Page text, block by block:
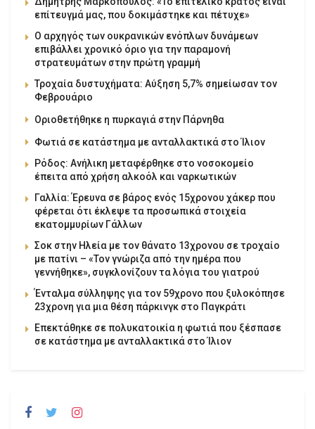
επίτευγμά μας, που δοκιμάστηκε και πέτυχε»
Ο αρχηγός των ουκρανικών ενόπλων δυνάμεων
επιβάλλει χρονικό όριο για την παραμονή
στρατευμάτων στην πρώτη γραμμή
Τροχαία δυστυχήματα: Αύξηση 5,7% σημείωσαν τον
Φεβρουάριο
Οριοθετήθηκε η πυρκαγιά στην Πάρνηθα
Φωτιά σε κατάστημα με ανταλλακτικά στο Ίλιον
Ρόδος: Ανήλικη μεταφέρθηκε στο νοσοκομείο
έπειτα από χρήση αλκοόλ και ναρκωτικών
Γαλλία: Έρευνα σε βάρος ενός 15χρονου χάκερ που
φέρεται ότι έκλεψε τα προσωπικά στοιχεία
εκατομμυρίων Γάλλων
Σοκ στην Ηλεία με τον θάνατο 13χρονου σε τροχαίο
με πατίνι – «Τον γνώριζα από την ημέρα που
γεννήθηκε», συγκλονίζουν τα λόγια του γιατρού
Ένταλμα σύλληψης για τον 59χρονο που ξυλοκόπησε
23χρονη για μια θέση πάρκινγκ στο Παγκράτι
Επεκτάθηκε σε πολυκατοικία η φωτιά που ξέσπασε
σε κατάστημα με ανταλλακτικά στο Ίλιον